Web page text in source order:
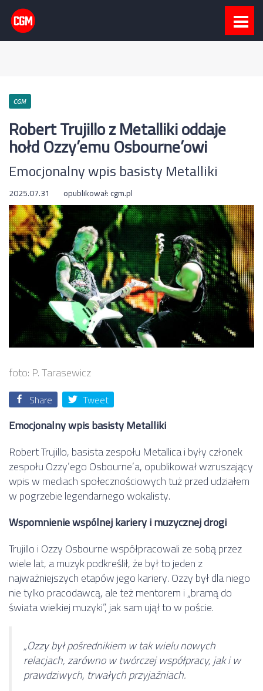
CGM
Robert Trujillo z Metalliki oddaje
hołd Ozzy’emu Osbourne’owi
Emocjonalny wpis basisty Metalliki
2025.07.31 opublikował:cgm.pl
foto: P. Tarasewicz
Share Tweet
Emocjonalny wpis basisty Metalliki
Robert Trujillo, basista zespołu Metallica i były członek
zespołu Ozzy’ego Osbourne’a, opublikował wzruszający
wpis w mediach społecznościowych tuż przed udziałem
w pogrzebie legendarnego wokalisty.
Wspomnienie wspólnej kariery i muzycznej drogi
Trujillo i Ozzy Osbourne współpracowali ze sobą przez
wiele lat, a muzyk podkreślił, że był to jeden z
najważniejszych etapów jego kariery. Ozzy był dla niego
nie tylko pracodawcą, ale też mentorem i „bramą do
świata wielkiej muzyki”, jak sam ujął to w poście.
„Ozzy był pośrednikiem w tak wielu nowych
relacjach, zarówno w twórczej współpracy, jak i w
prawdziwych, trwałych przyjaźniach.